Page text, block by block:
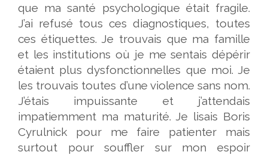
que ma santé psychologique était fragile.
J’ai refusé tous ces diagnostiques, toutes
ces étiquettes. Je trouvais que ma famille
et les institutions où je me sentais dépérir
étaient plus dysfonctionnelles que moi. Je
les trouvais toutes d’une violence sans nom.
J’étais impuissante et j’attendais
impatiemment ma maturité. Je lisais Boris
Cyrulnick pour me faire patienter mais
surtout pour souffler sur mon espoir